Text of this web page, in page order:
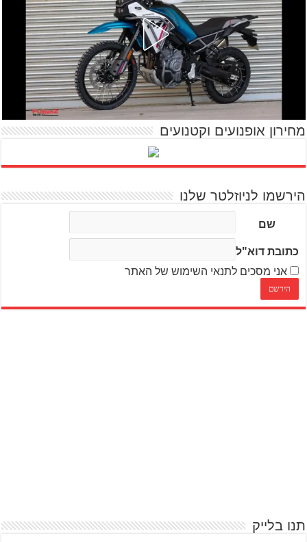
מחירון אופנועים וקטנועים
הירשמו לניוזלטר שלנו
שם
כתובת דוא"ל
אני מסכים לתנאי השימוש של האתר
תנו בלייק